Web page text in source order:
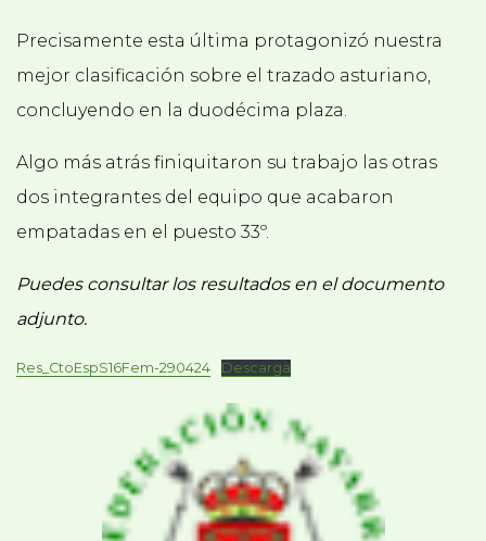
Precisamente esta última protagonizó nuestra
mejor clasificación sobre el trazado asturiano,
concluyendo en la duodécima plaza.
Algo más atrás finiquitaron su trabajo las otras
dos integrantes del equipo que acabaron
empatadas en el puesto 33º.
Puedes consultar los resultados en el documento
adjunto.
Res_CtoEspS16Fem-290424 Descarga